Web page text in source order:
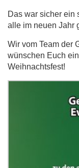
Das war sicher ein
alle im neuen Jahr
Wir vom Team der
wünschen Euch
Weihnachtsfest!